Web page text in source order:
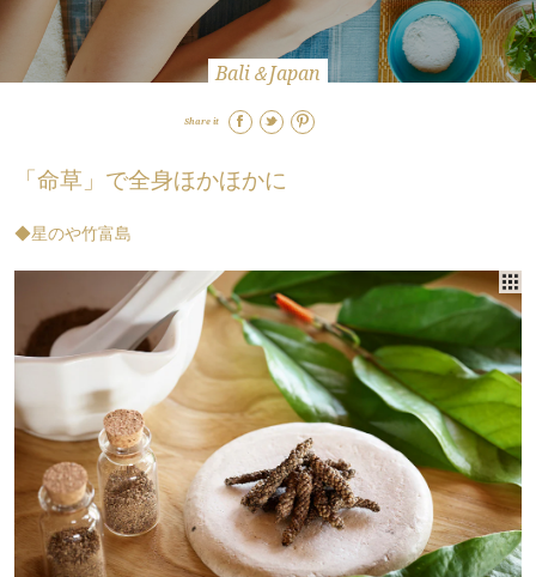
Bali＆Japan
Share it
「命草」で全身ほかほかに
◆星のや竹富島